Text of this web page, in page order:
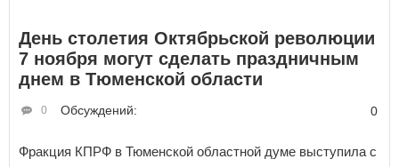
День столетия Октябрьской революции
7 ноября могут сделать праздничным
днем в Тюменской области
Обсуждений:
0 0
Фракция КПРФ в Тюменской областной думе выступила с